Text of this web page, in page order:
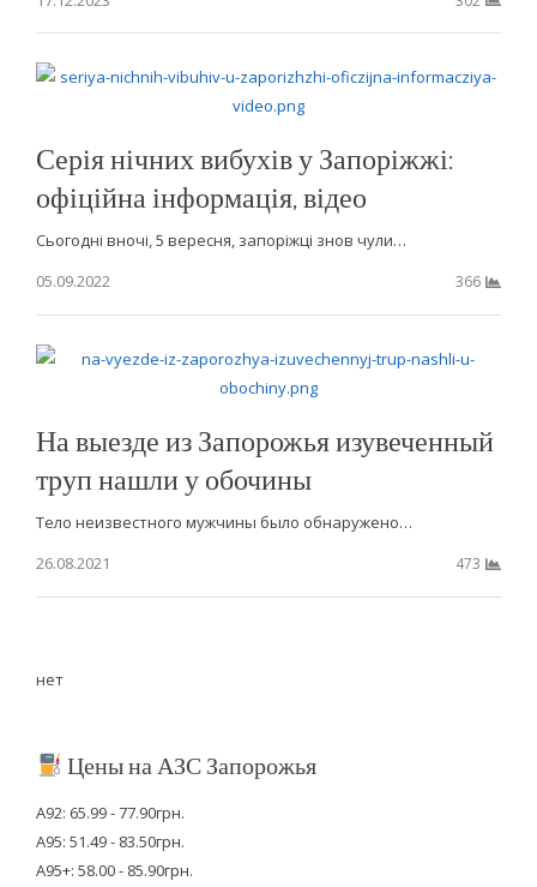
Серія нічних вибухів у Запоріжжі:
офіційна інформація, відео
Сьогодні вночі, 5 вересня, запоріжці знов чули…
05.09.2022
366
На выезде из Запорожья изувеченный
труп нашли у обочины
Тело неизвестного мужчины было обнаружено…
26.08.2021
473
нет
Цены на АЗС Запорожья
А92: 65.99 - 77.90грн.
А95: 51.49 - 83.50грн.
А95+: 58.00 - 85.90грн.